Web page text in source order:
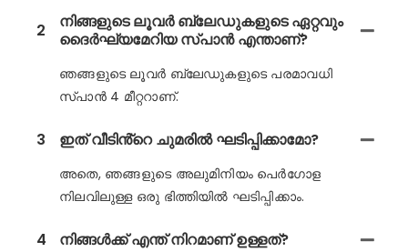
2
നിങ്ങളുടെ ലൂവർ ബ്ലേഡുകളുടെ ഏറ്റവും
ദൈർഘ്യമേറിയ സ്പാൻ എന്താണ്?
ഞങ്ങളുടെ ലൂവർ ബ്ലേഡുകളുടെ പരമാവധി
സ്പാൻ 4 മീറ്ററാണ്.
3 ഇത് വീടിൻ്റെ ചുമരിൽ ഘടിപ്പിക്കാമോ?
അതെ, ഞങ്ങളുടെ അലുമിനിയം പെർഗോള
നിലവിലുള്ള ഒരു ഭിത്തിയിൽ ഘടിപ്പിക്കാം.
4 നിങ്ങൾക്ക് എന്ത് നിറമാണ് ഉള്ളത്?